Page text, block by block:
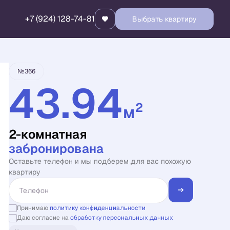
+7 (924) 128-74-81 Выбрать квартиру
Квартира забронирована
№366
43.94м2
2-комнатная
забронирована
Оставьте телефон и мы подберем для вас похожую
квартиру
Принимаю политику конфиденциальности
Даю согласие наобработку персональных данных